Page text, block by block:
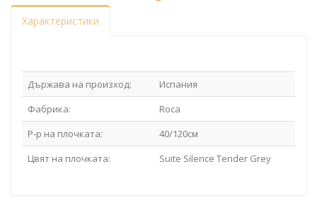
Характеристики
Държава на произход:
Испания
Фабрика:
Roca
Р-р на плочката:
40/120см
Цвят на плочката:
Suite Silence Tender Grey